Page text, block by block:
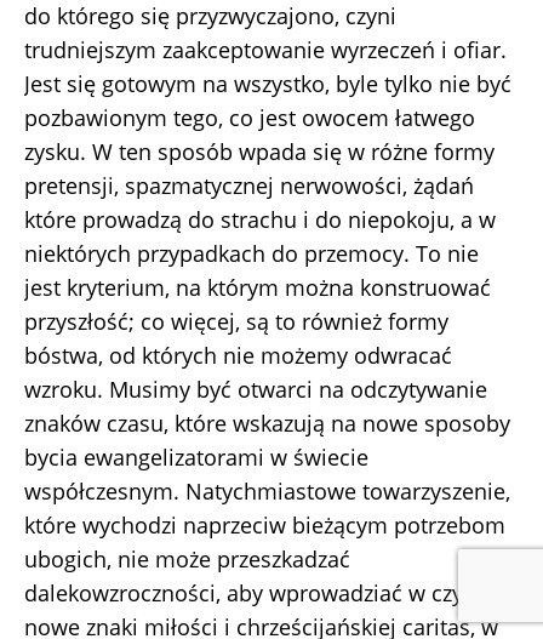
do którego się przyzwyczajono, czyni
trudniejszym zaakceptowanie wyrzeczeń i ofiar.
Jest się gotowym na wszystko, byle tylko nie być
pozbawionym tego, co jest owocem łatwego
zysku. W ten sposób wpada się w różne formy
pretensji, spazmatycznej nerwowości, żądań
które prowadzą do strachu i do niepokoju, a w
niektórych przypadkach do przemocy. To nie
jest kryterium, na którym można konstruować
przyszłość; co więcej, są to również formy
bóstwa, od których nie możemy odwracać
wzroku. Musimy być otwarci na odczytywanie
znaków czasu, które wskazują na nowe sposoby
bycia ewangelizatorami w świecie
współczesnym. Natychmiastowe towarzyszenie,
które wychodzi naprzeciw bieżącym potrzebom
ubogich, nie może przeszkadzać
dalekowzroczności, aby wprowadziać w czyn
nowe znaki miłości i chrześcijańskiej caritas, w